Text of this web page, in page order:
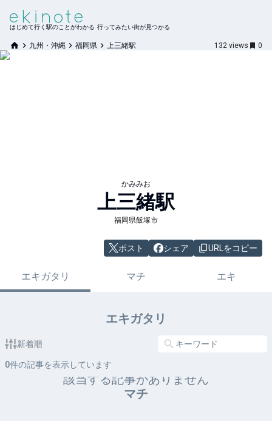
はじめて行く駅のことがわかる 行ってみたい街が見つかる
九州・沖縄 福岡県 上三緒駅 132 views 0
かみみお
上三緒駅
福岡県飯塚市
ポスト シェア URLをコピー
エキガタリ マチ エキ
エキガタリ
新着順
0件の記事を表示しています
該当する記事がありません
マチ